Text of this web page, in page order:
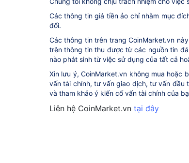
Các thông tin giá tiền ảo chỉ nhằm mục
đổi.
Các thông tin trên trang CoinMarket.vn
trên thông tin thu được từ các nguồn tin
nào phát sinh từ việc sử dụng của tất cả
Xin lưu ý, CoinMarket.vn không mua hoặc
vấn tài chính, tư vấn giao dịch, tư vấn đầu
và tham khảo ý kiến cố vấn tài chính của
Liên hệ CoinMarket.vn tại đây